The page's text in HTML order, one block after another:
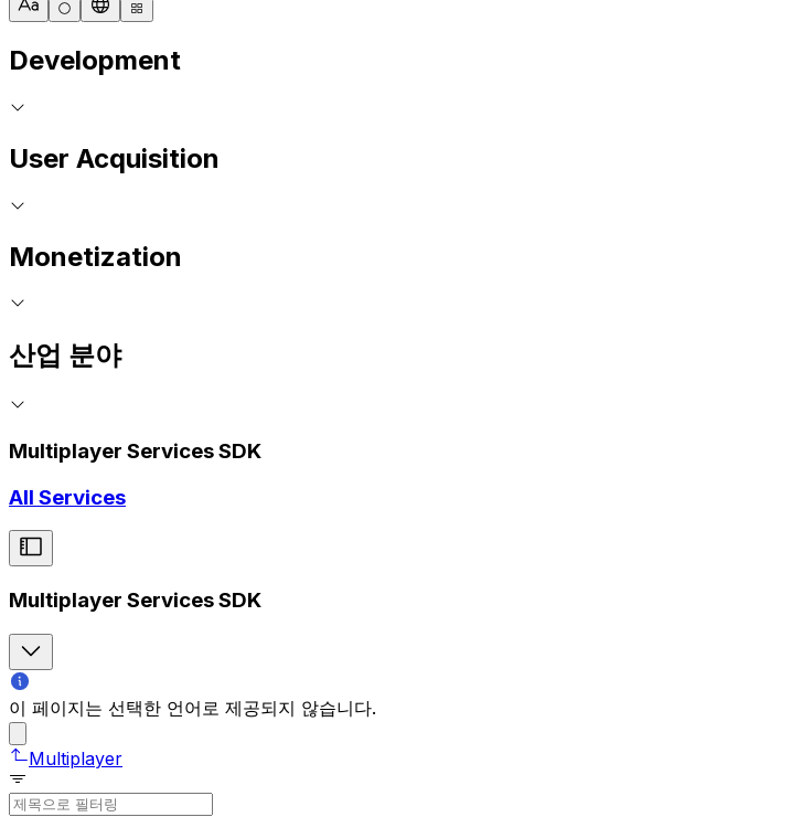
Development
User Acquisition
Monetization
산업 분야
Multiplayer Services SDK
All Services
Multiplayer Services SDK
이 페이지는 선택한 언어로 제공되지 않습니다.
Multiplayer